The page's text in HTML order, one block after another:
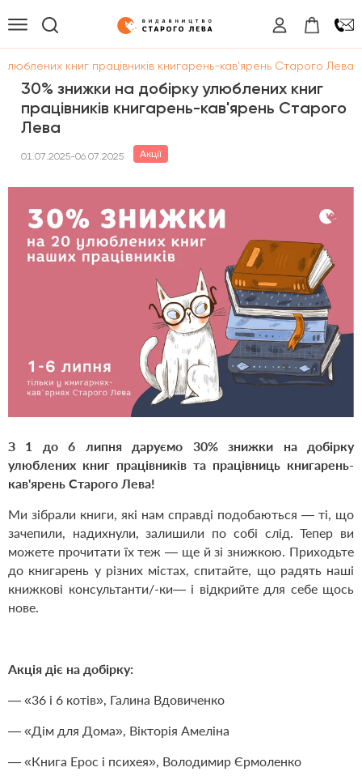
улюблених книг працівників книгарень-кав'ярень Старого Лева
30% знижки на добірку улюблених книг
працівників книгарень-кав'ярень Старого
Лева
01.07.2025-06.07.2025 Акції
З 1 до 6 липня даруємо 30% знижки на добірку
улюблених книг працівників та працівниць книгарень-
кав'ярень Старого Лева!
Ми зібрали книги, які нам справді подобаються — ті, що
зачепили, надихнули, залишили по собі слід. Тепер ви
можете прочитати їх теж — ще й зі знижкою. Приходьте
до книгарень у різних містах, спитайте, що радять наші
книжкові консультанти/-ки— і відкрийте для себе щось
нове.
Акція діє на добірку:
— «36 і 6 котів», Галина Вдовиченко
— «Дім для Дома», Вікторія Амеліна
— «Книга Ерос і психея», Володимир Єрмоленко